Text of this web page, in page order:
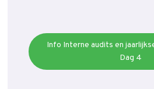
Info Interne audits en
Dag 4